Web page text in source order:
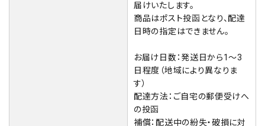
届けいたします。
商品はポスト投函となり、配達
日時の指定はできません。
お届け日数：発送日から1～3
日程度（地域により異なりま
す）
配達方法：ご自宅の郵便受けへ
の投函
補償：配送中の紛失・破損に対